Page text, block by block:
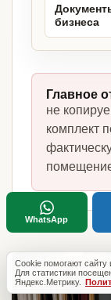
бизнеса
Главное
не
комплект
Cookie помогают сайту
Для статистики
Яндекс.Метрику.
WhatsApp